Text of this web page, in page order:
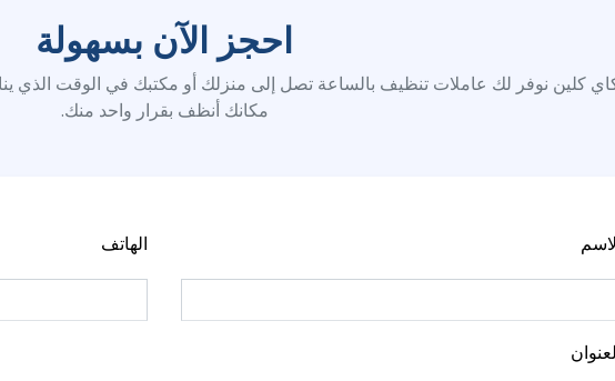
احجز الآن بسهولة
كلين نوفر لك عاملات تنظيف بالساعة تصل إلى منزلك أو مكتبك في الوقت الذي
مكانك أنظف بقرار واحد منك.
الهاتف